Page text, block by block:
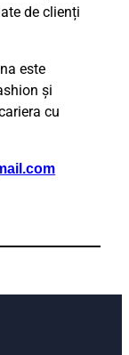
de clienți
este
și
cu